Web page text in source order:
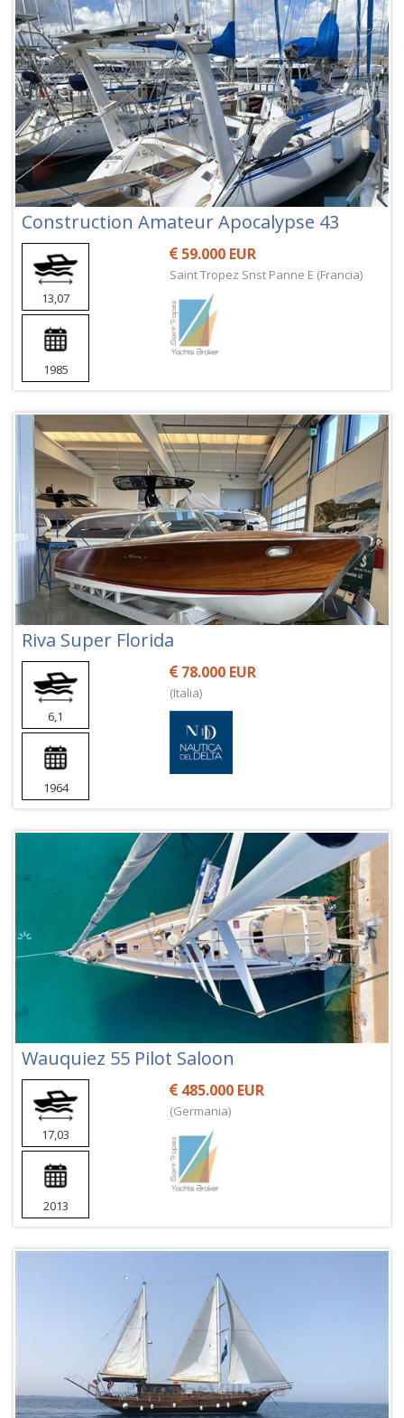
Construction Amateur Apocalypse 43
13,07
1985
59.000 EUR
Saint Tropez Snst Panne E (Francia)
Riva Super Florida
6,1
1964
78.000 EUR
(Italia)
Wauquiez 55 Pilot Saloon
17,03
2013
485.000 EUR
(Germania)